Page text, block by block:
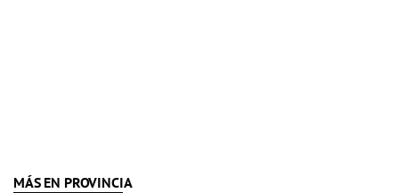
MÁS EN PROVINCIA